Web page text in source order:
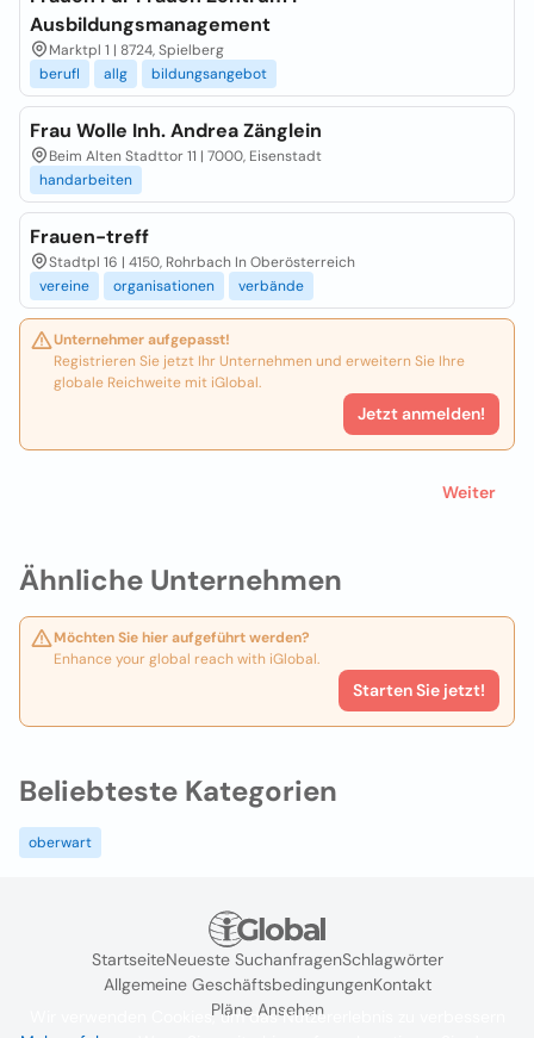
Ähnliche Unternehmen
Möchten Sie hier aufgeführt werden?
Enhance your global reach with iGlobal.
Starten Sie jetzt!
Ausbildungsmanagement
Marktpl 1 | 8724, Spielberg
berufl
allg bildungsangebot
Frau Wolle Inh. Andrea Zänglein
Beim Alten Stadttor 11 | 7000, Eisenstadt
handarbeiten
Frauen-treff
Stadtpl 16 | 4150, Rohrbach In Oberösterreich
vereine
organisationen verbände
Unternehmer aufgepasst!
Registrieren Sie jetzt Ihr Unternehmen und erweitern Sie Ihre
globale Reichweite mit iGlobal.
Jetzt anmelden!
Weiter
Beliebteste Kategorien
oberwart
StartseiteNeueste SuchanfragenSchlagwörter
Allgemeine GeschäftsbedingungenKontakt
Pläne Ansehen
Wir verwenden Cookies, um das Nutzererlebnis zu verbessern